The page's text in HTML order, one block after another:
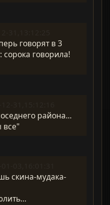
говорят в 3
говорила!
района...
все"
скина-мудака-